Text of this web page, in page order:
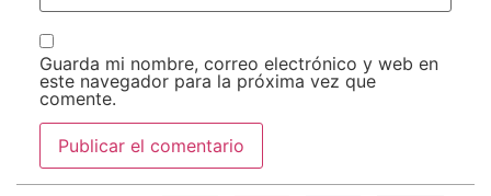
Guarda mi nombre, correo electrónico y web en
este navegador para la próxima vez que
comente.